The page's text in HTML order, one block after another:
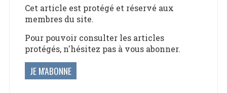
Cet article est protégé et réservé aux
membres du site.
Pour pouvoir consulter les articles
protégés, n'hésitez pas à vous abonner.
JE M'ABONNE